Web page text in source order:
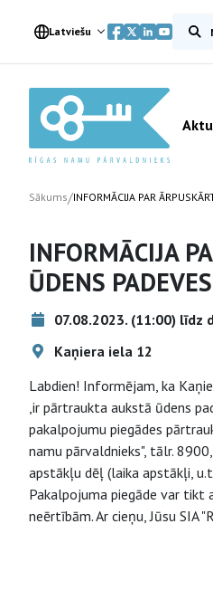
Latviešu Meklēt
Sākums/INFORMĀCIJA PAR
INFORMĀCIJA
ŪDENS
07.08.2023. (11:00) līdz
Kaņiera iela 12
Labdien! Informējam, ka
,ir pārtraukta aukstā ūdens
pakalpojumu piegādes
namu pārvaldnieks", tālr.
apstākļu dēļ (laika apstākļi,
Pakalpojuma piegāde var tikt
neērtībām. Ar cieņu, Jūsu SIA